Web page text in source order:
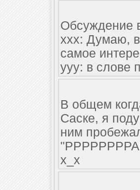
Обсуждение
xxx: Думаю,
самое
yyy: в слове
В общем
Саске, я
ним
х_х